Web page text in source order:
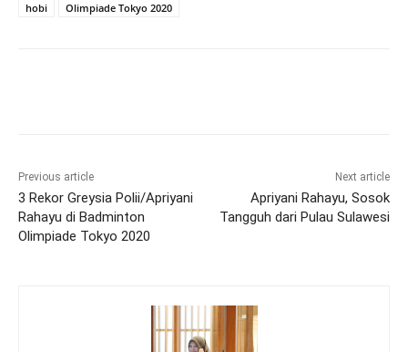
hobi
Olimpiade Tokyo 2020
Previous article
3 Rekor Greysia Polii/Apriyani
Rahayu di Badminton
Olimpiade Tokyo 2020
Next article
Apriyani Rahayu, Sosok
Tangguh dari Pulau Sulawesi